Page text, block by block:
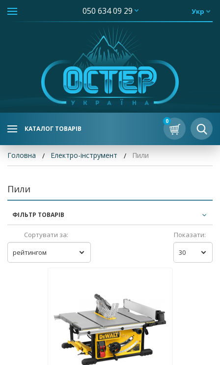
050 634 09 29 Укр
КАТАЛОГ ТОВАРІВ
0
Головна Електро-інструмент Пили
ФІЛЬТР ТОВАРІВ
Пили
Сортувати за:
рейтингом
Показати:
30